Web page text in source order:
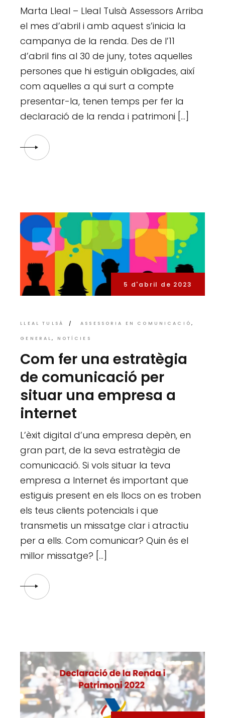
Marta Lleal – Lleal Tulsà Assessors Arriba
el mes d’abril i amb aquest s’inicia la
campanya de la renda. Des de l’11
d’abril fins al 30 de juny, totes aquelles
persones que hi estiguin obligades, així
com aquelles a qui surt a compte
presentar-la, tenen temps per fer la
declaració de la renda i patrimoni […]
5 d'abril de 2023
LLEAL TULSÀ ASSESSORIA EN COMUNICACIÓ
GENERAL NOTÍCIES
Com fer una estratègia
de comunicació per
situar una empresa a
internet
L’èxit digital d’una empresa depèn, en
gran part, de la seva estratègia de
comunicació. Si vols situar la teva
empresa a Internet és important que
estiguis present en els llocs on es troben
els teus clients potencials i que
transmetis un missatge clar i atractiu
per a ells. Com comunicar? Quin és el
millor missatge? […]